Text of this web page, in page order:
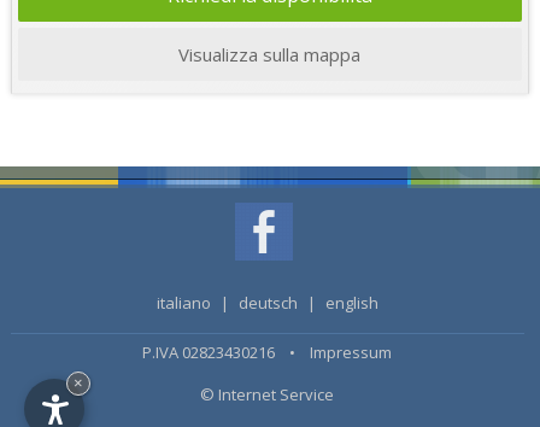
Visualizza sulla mappa
italiano | deutsch | english
P.IVA 02823430216 • Impressum
© Internet Service
×